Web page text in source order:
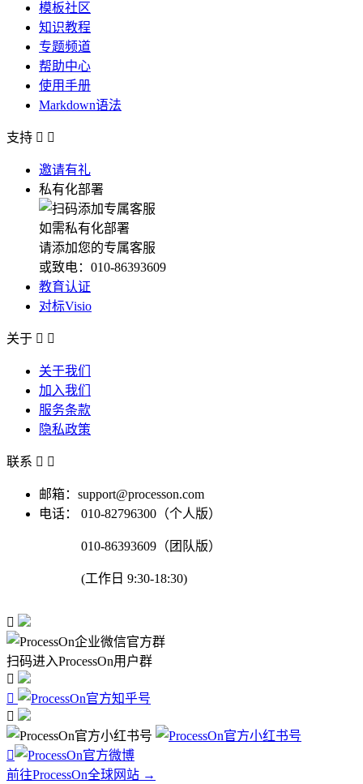
模板社区
知识教程
专题频道
帮助中心
使用手册
Markdown语法
支持  
邀请有礼
私有化部署
如需私有化部署
请添加您的专属客服
或致电：010-86393609
教育认证
对标Visio
关于  
关于我们
加入我们
服务条款
隐私政策
联系  
邮箱：support@processon.com
电话：
010-82796300（个人版）
010-86393609（团队版）
(工作日 9:30-18:30)

扫码进入ProcessOn用户群




前往ProcessOn全球网站 →